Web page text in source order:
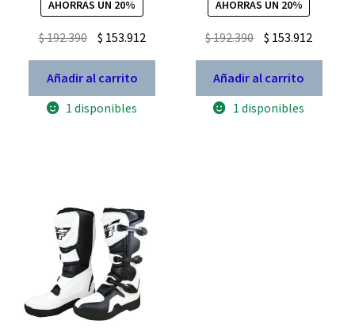
AHORRAS UN 20%
$192.390 El
original
era:
$ 192.390.
$ 153.912El
es:
Añadir al carrito
1 disponibles
AHORRAS UN 20%
$192.390 El
original
era:
$ 192.390.
$ 153.912
es:
Añadir al carrito
1 disponibles